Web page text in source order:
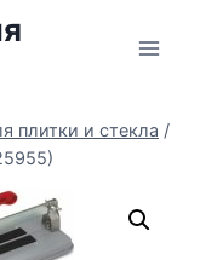
плитки и стекла /